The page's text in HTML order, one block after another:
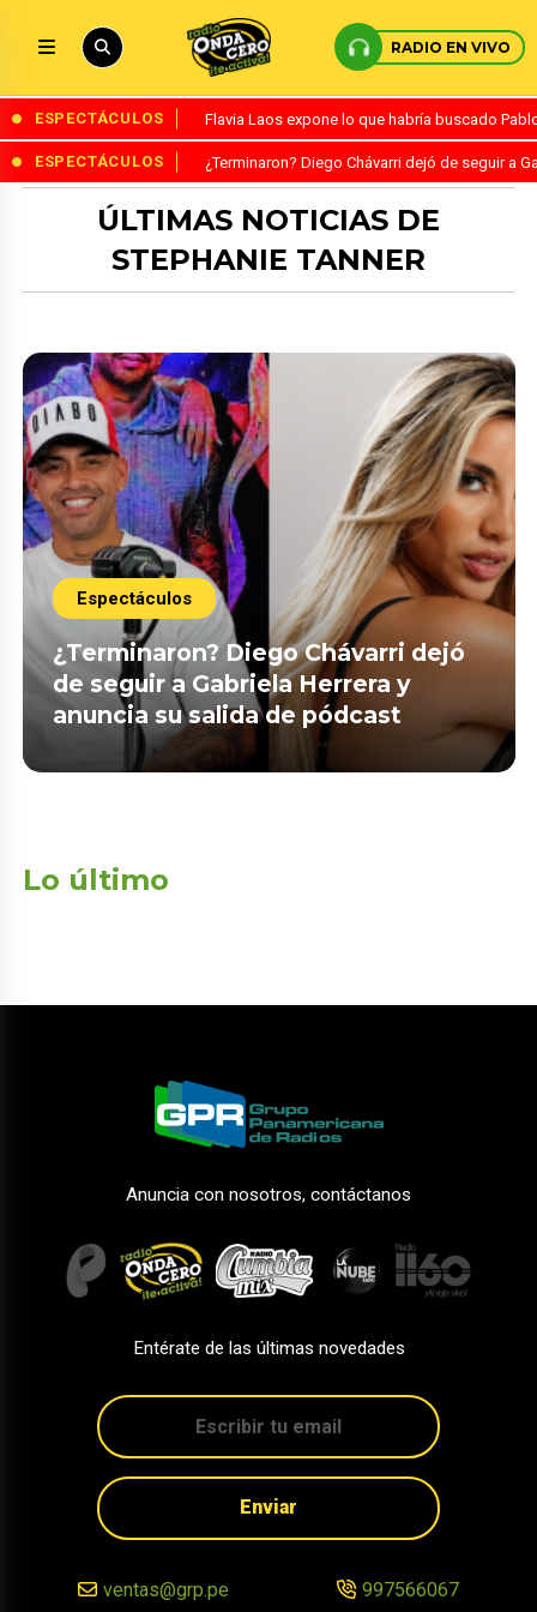
RADIO EN VIVO
ESPECTÁCULOS Flavia Laos expone lo que habría buscado
ESPECTÁCULOS ¿Terminaron? Diego Chávarri dejó de seguir a
ÚLTIMAS NOTICIAS DE
STEPHANIE TANNER
Espectáculos
¿Terminaron? Diego Chávarri dejó
de seguir a Gabriela Herrera y
anuncia su salida de pódcast
Lo último
Anuncia con nosotros, contáctanos
Entérate de las últimas novedades
Enviar
ventas@grp.pe 997566067